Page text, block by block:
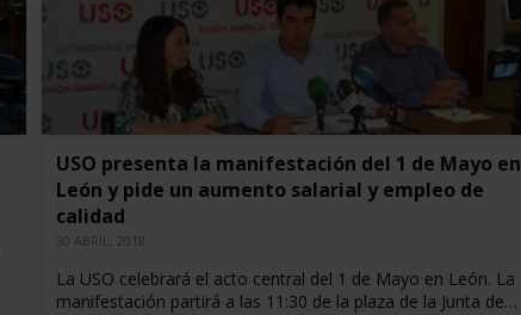
USO presenta la manifestación del 1 de Mayo en
León y pide un aumento salarial y empleo de
calidad
30 ABRIL, 2018
La USO celebrará el acto central del 1 de Mayo en León. La
manifestación partirá a las 11:30 de la plaza de la Junta de…